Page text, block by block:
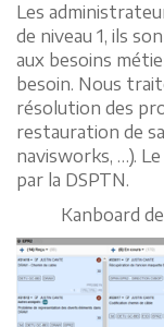
Les
de niveau 1, ils
aux besoins
besoin. Nous
résolution des
restauration de
navisworks, …).
par la DSPTN.
Kanboard